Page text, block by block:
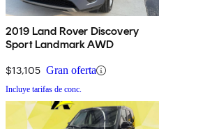
2019 Land Rover Discovery
Sport Landmark AWD
$13,105 Gran oferta
Incluye tarifas de conc.